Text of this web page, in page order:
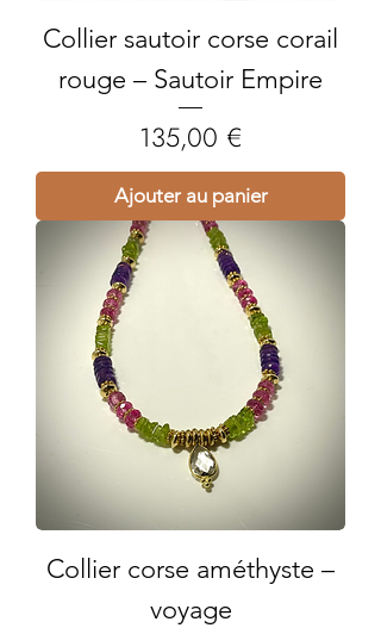
Collier sautoir corse corail
rouge – Sautoir Empire
Prix
135,00 €
Ajouter au panier
Collier corse améthyste –
voyage